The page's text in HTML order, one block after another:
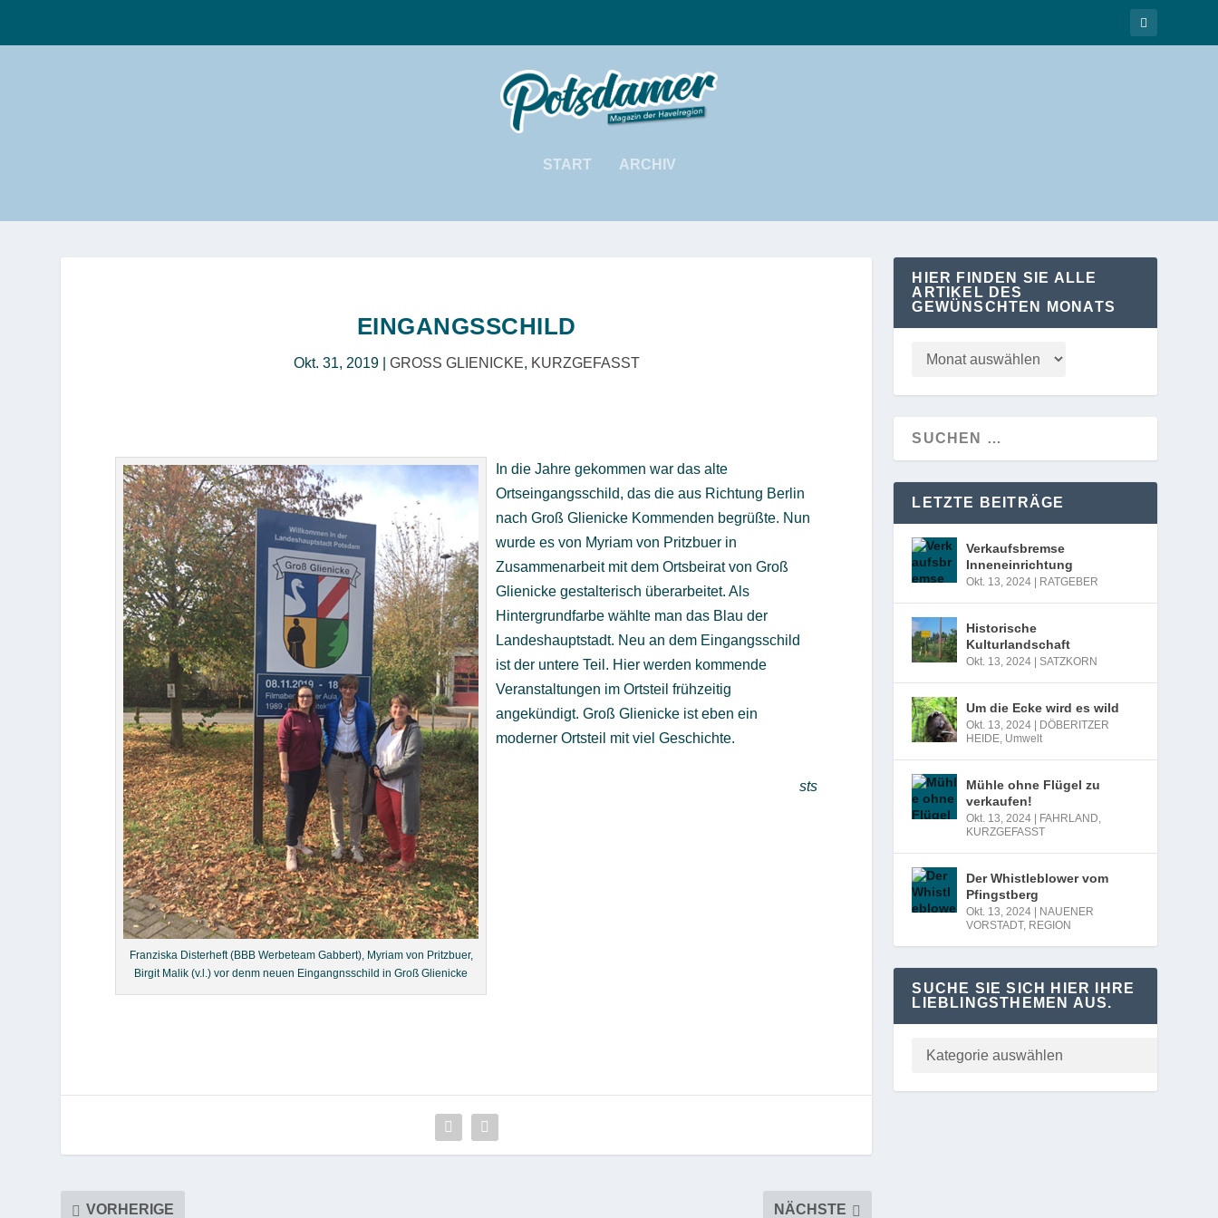
START ARCHIV
EINGANGSSCHILD
Okt. 31, 2019| GROSS GLIENICKE, KURZGEFASST
Franziska Disterheft (BBB Werbeteam Gabbert), Myriam von Pritzbuer,
Birgit Malik (v.l.) vor denm neuen Eingangnsschild in Groß Glienicke
In die Jahre gekommen war das alte
Ortseingangsschild, das die aus Richtung Berlin
nach Groß Glienicke Kommenden begrüßte. Nun
wurde es von Myriam von Pritzbuer in
Zusammenarbeit mit dem Ortsbeirat von Groß
Glienicke gestalterisch überarbeitet. Als
Hintergrundfarbe wählte man das Blau der
Landeshauptstadt. Neu an dem Eingangsschild
ist der untere Teil. Hier werden kommende
Veranstaltungen im Ortsteil frühzeitig
angekündigt. Groß Glienicke ist eben ein
moderner Ortsteil mit viel Geschichte.
sts
VORHERIGE NÄCHSTE
HIER FINDEN SIE ALLE
ARTIKEL DES
GEWÜNSCHTEN MONATS
LETZTE BEITRÄGE
Verkaufsbremse
Inneneinrichtung
Okt. 13, 2024 RATGEBER
Historische
Kulturlandschaft
Okt. 13, 2024 |SATZKORN
Um die Ecke wird es wild
Okt. 13, 2024
DÖBERITZER
HEIDE, Umwelt
Mühle ohne Flügel zu
verkaufen!
Okt. 13, 2024 FAHRLAND,
KURZGEFASST
Der Whistleblower vom
Pfingstberg
Okt. 13, 2024
NAUENER
VORSTADT, REGION
SUCHE SIE SICH HIER IHRE
LIEBLINGSTHEMEN AUS.